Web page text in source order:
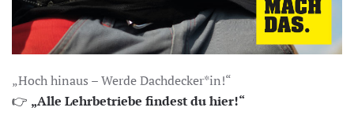
„Hoch hinaus – Werde Dachdecker*in!“
👉 „Alle Lehrbetriebe findest du hier!“